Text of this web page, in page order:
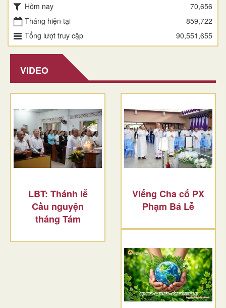
Hôm nay
70,656
Tháng hiện tại
859,722
Tổng lượt truy cập
90,551,655
VIDEO
LBT: Thánh lễ
Cầu nguyện
tháng Tám
Viếng Cha cố PX
Phạm Bá Lễ